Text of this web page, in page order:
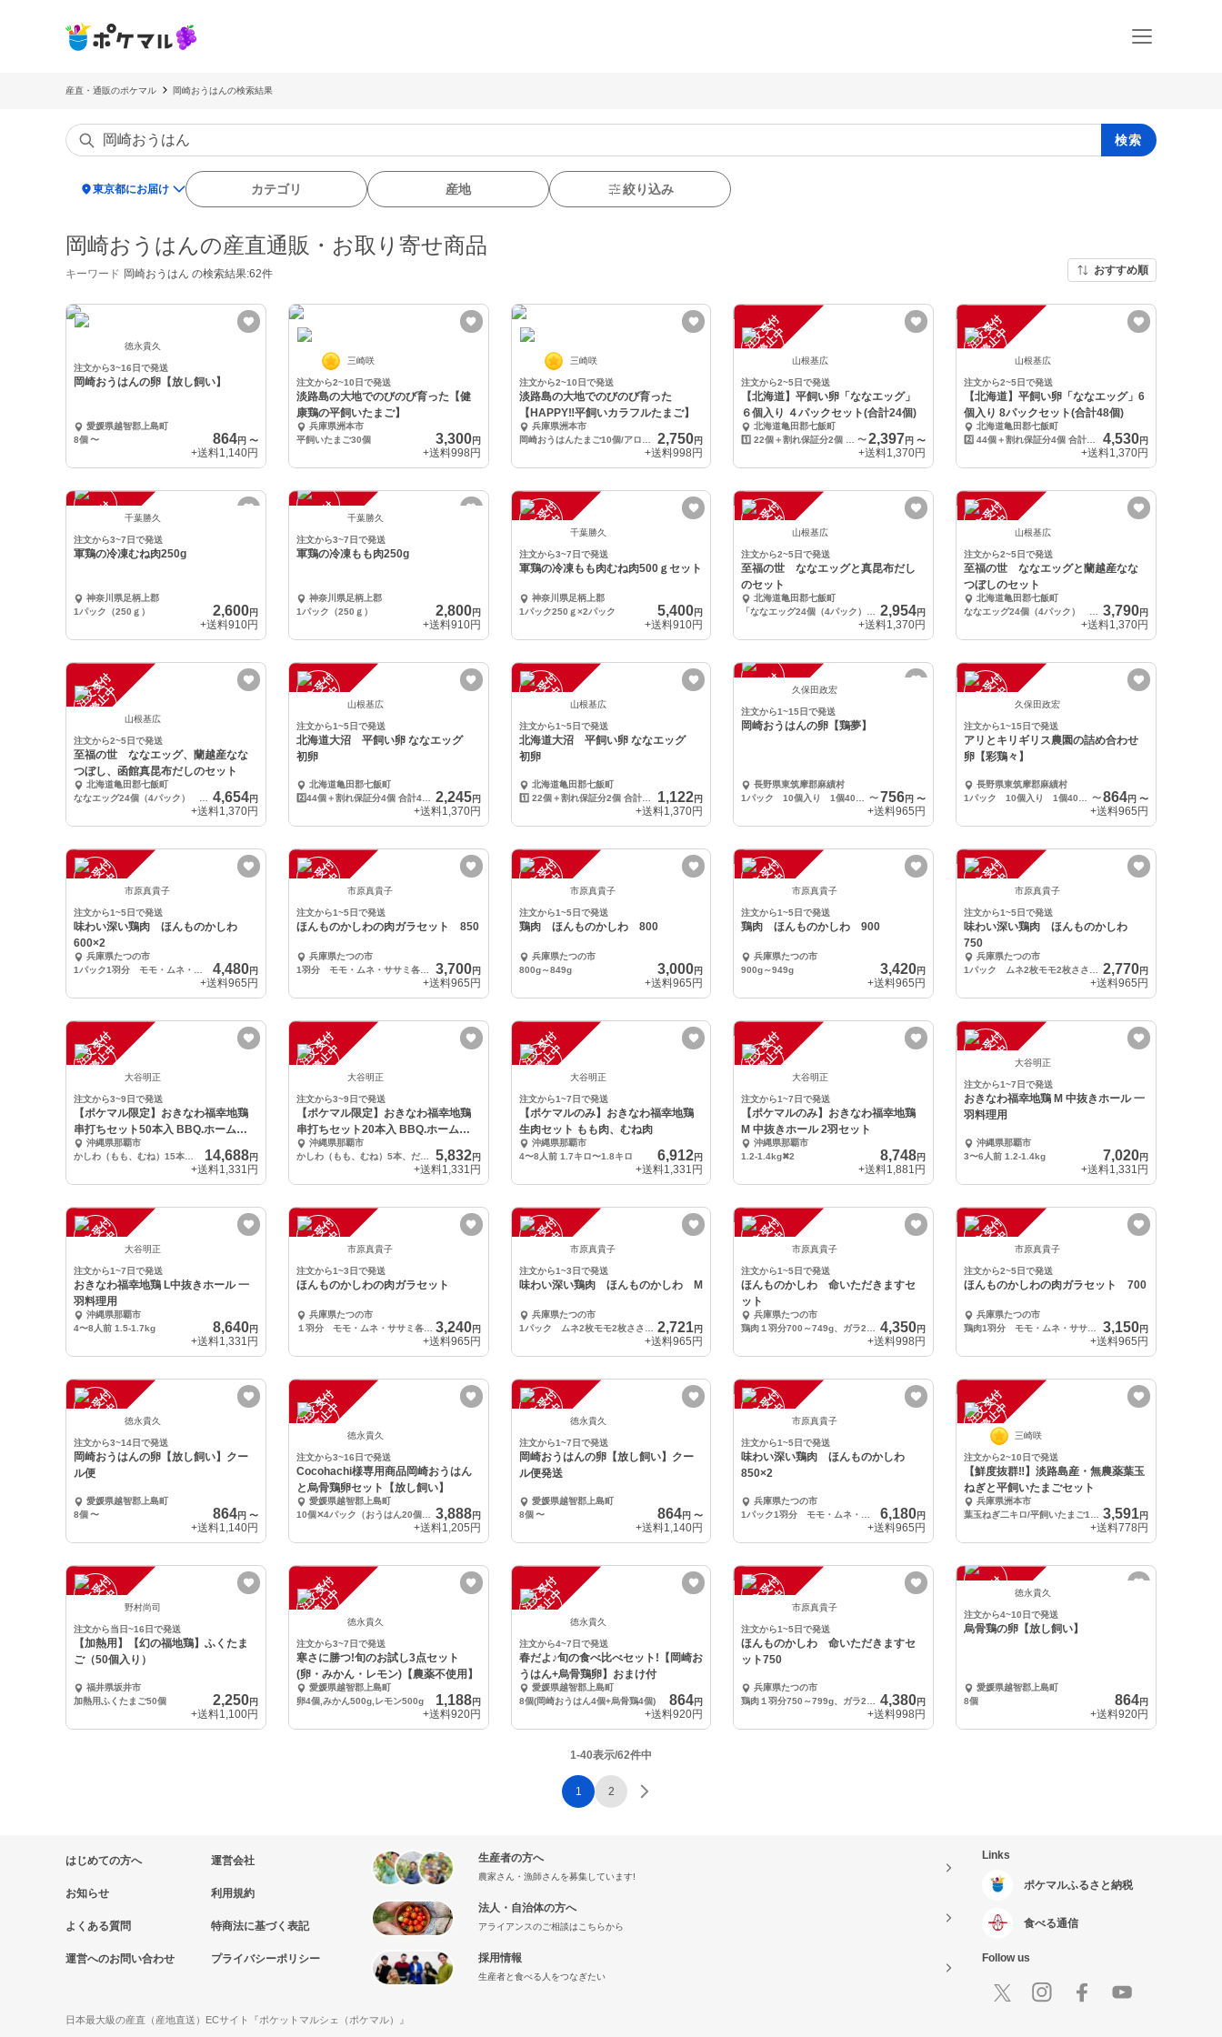
産直・通販のポケマル 岡崎おうはんの検索結果
検索
location_on東京都にお届け カテゴリ 産地 絞り込み
岡崎おうはんの産直通販・お取り寄せ商品
キーワード 岡崎おうはん の検索結果:62件 おすすめ順
徳永貴久
注文から3~16日で発送
岡崎おうはんの卵【放し飼い】
愛媛県越智郡上島町
8個 〜 864円 〜
+送料1,140円
三崎咲
注文から2~10日で発送
淡路島の大地でのびのび育った【健
康鶏の平飼いたまご】
兵庫県洲本市
平飼いたまご30個
3,300円
+送料998円
三崎咲
注文から2~10日で発送
淡路島の大地でのびのび育った
【HAPPY‼️平飼いカラフルたまご】
兵庫県洲本市
2,750円
+送料998円
注
文
受
付
停
止
中
山根基広
注文から2~5日で発送
【北海道】平飼い卵「ななエッグ」
６個入り ４パックセット(合計24個)
北海道亀田郡七飯町
〜2,397円〜
+送料1,370円
注
文
受
付
停
止
中
山根基広
注文から2~5日で発送
【北海道】平飼い卵「ななエッグ」6
個入り 8パックセット(合計48個)
北海道亀田郡七飯町
4,530円
+送料1,370円
注
文
受
付
停
止
中 千葉勝久
注文から3~7日で発送
軍鶏の冷凍むね肉250g
神奈川県足柄上郡
1パック（250ｇ）
2,600円
+送料910円
注
文
受
付
停
止
中 千葉勝久
注文から3~7日で発送
軍鶏の冷凍もも肉250g
神奈川県足柄上郡
1パック（250ｇ）
2,800円
+送料910円
注
文
受
付
停
止
中 千葉勝久
注文から3~7日で発送
軍鶏の冷凍もも肉むね肉500ｇセット
神奈川県足柄上郡
1パック250ｇ×2パック
5,400円
+送料910円
注
文
受
付
停
止
中 山根基広
注文から2~5日で発送
至福の世 ななエッグと真昆布だし
のセット
北海道亀田郡七飯町
2,954円
+送料1,370円
注
文
受
付
停
止
中 山根基広
注文から2~5日で発送
至福の世 ななエッグと蘭越産なな
つぼしのセット
北海道亀田郡七飯町
3,790円
+送料1,370円
注
文
受
付
停
止
中
山根基広
注文から2~5日で発送
至福の世 ななエッグ、蘭越産なな
つぼし、函館真昆布だしのセット
北海道亀田郡七飯町
4,654円
+送料1,370円
注
文
受
付
停
止
中 山根基広
注文から1~5日で発送
北海道大沼 平飼い卵 ななエッグ
初卵
北海道亀田郡七飯町
2️⃣44個＋割れ保証分4個 合計48個 ※割れ保証分は価格に含まれていません。
2,245円
+送料1,370円
注
文
受
付
停
止
中 山根基広
注文から1~5日で発送
北海道大沼 平飼い卵 ななエッグ
初卵
北海道亀田郡七飯町
1️⃣ 22個＋割れ保証分2個 合計24個 ※割れ保証分は価格に含まれていません。
1,122円
+送料1,370円
注
文
受
付
停
止
中 久保田政宏
注文から1~15日で発送
岡崎おうはんの卵【鶏夢】
長野県東筑摩郡麻績村
〜756円〜
+送料965円
注
文
受
付
停
止
中 久保田政宏
注文から1~15日で発送
アリとキリギリス農園の詰め合わせ
卵【彩鶏々】
長野県東筑摩郡麻績村
〜864円 〜
+送料965円
注
文
受
付
停
止
中 市原真貴子
注文から1~5日で発送
味わい深い鶏肉 ほんものかしわ
600×2
兵庫県たつの市
4,480円
+送料965円
注
文
受
付
停
止
中 市原真貴子
注文から1~5日で発送
ほんものかしわの肉ガラセット 850
兵庫県たつの市
1羽分 モモ・ムネ・ササミ各2枚 850g～899g+鶏ガラ2羽分
3,700円
+送料965円
注
文
受
付
停
止
中 市原真貴子
注文から1~5日で発送
鶏肉 ほんものかしわ 800
兵庫県たつの市
800g～849g
3,000円
+送料965円
注
文
受
付
停
止
中 市原真貴子
注文から1~5日で発送
鶏肉 ほんものかしわ 900
兵庫県たつの市
900g～949g
3,420円
+送料965円
注
文
受
付
停
止
中 市原真貴子
注文から1~5日で発送
味わい深い鶏肉 ほんものかしわ
750
兵庫県たつの市
2,770円
+送料965円
注
文
受
付
停
止
中
大谷明正
注文から3~9日で発送
【ポケマル限定】おきなわ福幸地鶏
串打ちセット50本入 BBQ.ホームパ
ーティ
沖縄県那覇市
14,688円
+送料1,331円
注
文
受
付
停
止
中
大谷明正
注文から3~9日で発送
【ポケマル限定】おきなわ福幸地鶏
串打ちセット20本入 BBQ.ホームパ
ーティ
沖縄県那覇市
かしわ（もも、むね）5本、だきみ（むね、ささみ）5本、手羽4本、せせり3本、砂肝3本
5,832円
+送料1,331円
注
文
受
付
停
止
中
大谷明正
注文から1~7日で発送
【ポケマルのみ】おきなわ福幸地鶏
生肉セット もも肉、むね肉
沖縄県那覇市
4〜8人前 1.7キロ〜1.8キロ
6,912円
+送料1,331円
注
文
受
付
停
止
中
大谷明正
注文から1~7日で発送
【ポケマルのみ】おきなわ福幸地鶏
M 中抜きホール 2羽セット
沖縄県那覇市
1.2-1.4kg✖︎2
8,748円
+送料1,881円
注
文
受
付
停
止
中 大谷明正
注文から1~7日で発送
おきなわ福幸地鶏 M 中抜きホール 一
羽料理用
沖縄県那覇市
3〜6人前 1.2-1.4kg
7,020円
+送料1,331円
注
文
受
付
停
止
中 大谷明正
注文から1~7日で発送
おきなわ福幸地鶏 L中抜きホール 一
羽料理用
沖縄県那覇市
4〜8人前 1.5-1.7kg
8,640円
+送料1,331円
注
文
受
付
停
止
中 市原真貴子
注文から1~3日で発送
ほんものかしわの肉ガラセット
兵庫県たつの市
１羽分 モモ・ムネ・ササミ各2枚 750～799g
3,240円
+送料965円
注
文
受
付
停
止
中 市原真貴子
注文から1~3日で発送
味わい深い鶏肉 ほんものかしわ M
兵庫県たつの市
2,721円
+送料965円
注
文
受
付
停
止
中 市原真貴子
注文から1~5日で発送
ほんものかしわ 命いただきますセ
ット
兵庫県たつの市
4,350円
+送料998円
注
文
受
付
停
止
中 市原真貴子
注文から2~5日で発送
ほんものかしわの肉ガラセット 700
兵庫県たつの市
3,150円
+送料965円
注
文
受
付
停
止
中 徳永貴久
注文から3~14日で発送
岡崎おうはんの卵【放し飼い】クー
ル便
愛媛県越智郡上島町
8個 〜 864円 〜
+送料1,140円
注
文
受
付
停
止
中
徳永貴久
注文から3~16日で発送
Cocohachi様専用商品岡崎おうはん
と烏骨鶏卵セット【放し飼い】
愛媛県越智郡上島町
3,888円
+送料1,205円
注
文
受
付
停
止
中 徳永貴久
注文から1~7日で発送
岡崎おうはんの卵【放し飼い】クー
ル便発送
愛媛県越智郡上島町
8個 〜 864円〜
+送料1,140円
注
文
受
付
停
止
中 市原真貴子
注文から1~5日で発送
味わい深い鶏肉 ほんものかしわ
850×2
兵庫県たつの市
6,180円
+送料965円
注
文
受
付
停
止
中
三崎咲
注文から2~10日で発送
【鮮度抜群‼️】淡路島産・無農薬葉玉
ねぎと平飼いたまごセット
兵庫県洲本市
3,591円
+送料778円
注
文
受
付
停
止
中 野村尚司
注文から当日~16日で発送
【加熱用】【幻の福地鶏】ふくたま
ご（50個入り）
福井県坂井市
加熱用ふくたまご50個
2,250円
+送料1,100円
注
文
受
付
停
止
中
徳永貴久
注文から3~7日で発送
寒さに勝つ!旬のお試し3点セット
(卵・みかん・レモン)【農薬不使用】
愛媛県越智郡上島町
卵4個,みかん500g,レモン500g
1,188円
+送料920円
注
文
受
付
停
止
中
徳永貴久
注文から4~7日で発送
春だよ♪旬の食べ比べセット!【岡崎お
うはん+烏骨鶏卵】おまけ付
愛媛県越智郡上島町
8個(岡崎おうはん4個+烏骨鶏4個)
864円
+送料920円
注
文
受
付
停
止
中 市原真貴子
注文から1~5日で発送
ほんものかしわ 命いただきますセ
ット750
兵庫県たつの市
4,380円
+送料998円
注
文
受
付
停
止
中 徳永貴久
注文から4~10日で発送
烏骨鶏の卵【放し飼い】
愛媛県越智郡上島町
8個
864円
+送料920円
1-40表示/62件中
1 2
はじめての方へ
お知らせ
よくある質問
運営へのお問い合わせ
運営会社
利用規約
特商法に基づく表記
プライバシーポリシー
生産者の方へ
農家さん・漁師さんを募集しています!
法人・自治体の方へ
アライアンスのご相談はこちらから
採用情報
生産者と食べる人をつなぎたい
Links
ポケマルふるさと納税
食べる通信
Follow us
日本最大級の産直（産地直送）ECサイト『ポケットマルシェ（ポケマル）』